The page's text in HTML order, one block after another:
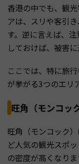
香港の中でも、観
アは、スリや客引
す。逆に言えば、
しておけば、被害
ここでは、特に旅
が挙がる3つのエリ
旺角（モンコッ
旺角（モンコック
ど人気の観光スポ
の密度が高くなり